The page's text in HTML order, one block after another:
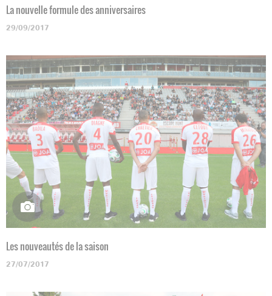
La nouvelle formule des anniversaires
29/09/2017
Les nouveautés de la saison
27/07/2017